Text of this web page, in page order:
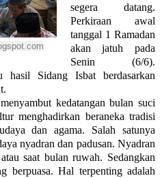
segera datang.
Perkiraan awal
tanggal 1 Ramadan
akan jatuh pada
Senin (6/6).
hasil Sidang Isbat berdasarkan
kedatangan bulan suci
menghadirkan beraneka tradisi
dan agama. Salah satunya
nyadran dan padusan. Nyadran
saat bulan ruwah. Sedangkan
berpuasa. Hal terpenting adalah